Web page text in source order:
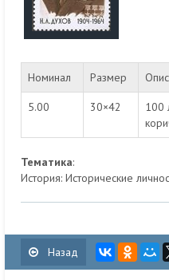
Номинал Размер
5.00 30×42
100
Тематика:
История: Исторические
Назад